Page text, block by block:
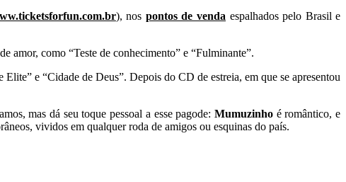
), nos pontos de venda espalhados pelo Brasil e
amor, como “Teste de conhecimento” e “Fulminante”.
e “Cidade de Deus”. Depois do CD de estreia, em que se apresentou
mas dá seu toque pessoal a esse pagode: Mumuzinhoé romântico, e
vividos em qualquer roda de amigos ou esquinas do país.